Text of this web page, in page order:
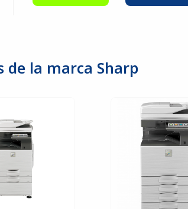
de la marca Sharp